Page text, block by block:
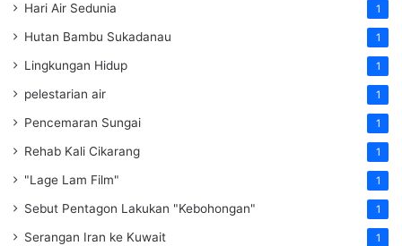
Hari Air Sedunia 1
Hutan Bambu Sukadanau 1
Lingkungan Hidup 1
pelestarian air 1
Pencemaran Sungai 1
Rehab Kali Cikarang 1
"Lage Lam Film" 1
Sebut Pentagon Lakukan "Kebohongan" 1
Serangan Iran ke Kuwait 1